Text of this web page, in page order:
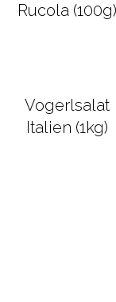
Rucola (100g)
Vogerlsalat
Italien (1kg)